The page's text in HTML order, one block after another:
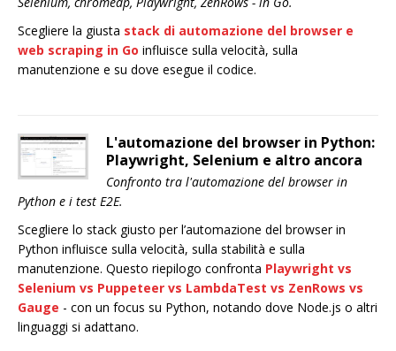
Scegliere la giusta stack di automazione del browser e
web scraping in Go influisce sulla velocità, sulla
manutenzione e su dove esegue il codice.
L'automazione del browser in Python:
Playwright, Selenium e altro ancora
Confronto tra l'automazione del browser in
Python e i test E2E.
Scegliere lo stack giusto per l’automazione del browser in
Python influisce sulla velocità, sulla stabilità e sulla
manutenzione. Questo riepilogo confronta Playwright vs
Selenium vs Puppeteer vs LambdaTest vs ZenRows vs
Gauge - con un focus su Python, notando dove Node.js o altri
linguaggi si adattano.